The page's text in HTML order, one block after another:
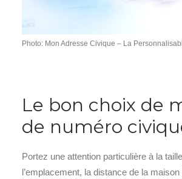
Photo: Mon Adresse Civique – La
Le bon choix de
de numéro
Portez une attention particulière à la
l’emplacement, la distance de la